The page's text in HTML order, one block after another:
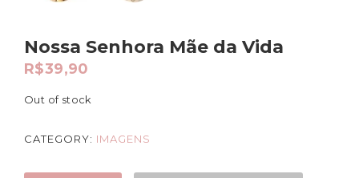
Nossa Senhora Mãe da Vida
R$39,90
Out of stock
CATEGORY: IMAGENS